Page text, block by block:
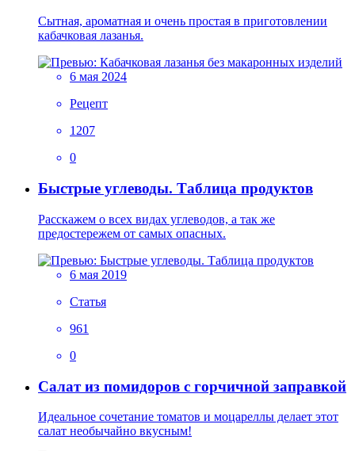
Сытная, ароматная и очень простая в приготовлении
кабачковая лазанья.
6 мая 2024
Рецепт
1207
0
Быстрые углеводы. Таблица продуктов
Расскажем о всех видах углеводов, а так же
предостережем от самых опасных.
6 мая 2019
Статья
961
0
Салат из помидоров с горчичной заправкой
Идеальное сочетание томатов и моцареллы делает этот
салат необычайно вкусным!